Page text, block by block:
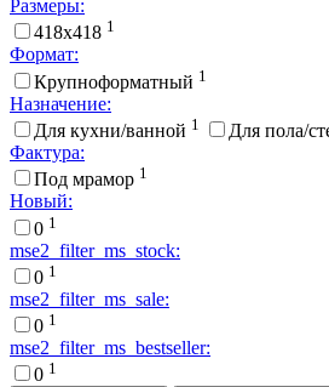
Размеры:
418x418 1
Формат:
Крупноформатный 1
Назначение:
Для кухни/ванной 1 Для пола/
Фактура:
Под мрамор 1
Новый:
0 1
mse2_filter_ms_stock:
0 1
mse2_filter_ms_sale:
0 1
mse2_filter_ms_bestseller:
0 1